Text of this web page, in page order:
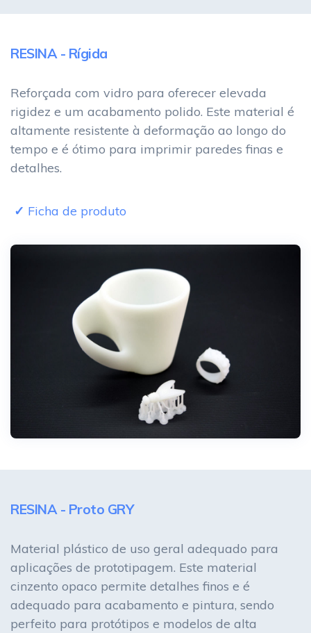
RESINA - Rígida
Reforçada com vidro para oferecer elevada
rigidez e um acabamento polido. Este material é
altamente resistente à deformação ao longo do
tempo e é ótimo para imprimir paredes finas e
detalhes.
Ficha de produto
RESINA - Proto GRY
Material plástico de uso geral adequado para
aplicações de prototipagem. Este material
cinzento opaco permite detalhes finos e é
adequado para acabamento e pintura, sendo
perfeito para protótipos e modelos de alta